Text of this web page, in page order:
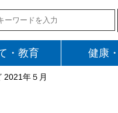
・教育 健康
2021年５月